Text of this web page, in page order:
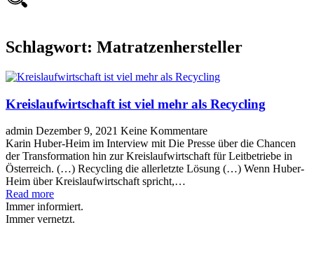
Schlagwort: Matratzenhersteller
Kreislaufwirtschaft ist viel mehr als Recycling
admin Dezember 9, 2021 Keine Kommentare
Karin Huber-Heim im Interview mit Die Presse über die Chancen
der Transformation hin zur Kreislaufwirtschaft für Leitbetriebe in
Österreich. (…) Recycling die allerletzte Lösung (…) Wenn Huber-
Heim über Kreislaufwirtschaft spricht,…
Read more
Immer informiert.
Immer vernetzt.